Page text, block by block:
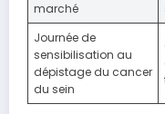
marché
Journée de
sensibilisation au
dépistage du cancer
du sein